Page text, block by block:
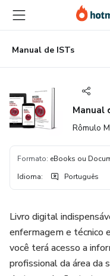
para
conteúdo
principal
para
pagamento
para
rodapé
Manual de ISTs
Manual
Rômulo
Formato: eBooks ou
Idioma: Português
Livro digital
enfermagem e técnico
você terá acesso a
profissional da área da